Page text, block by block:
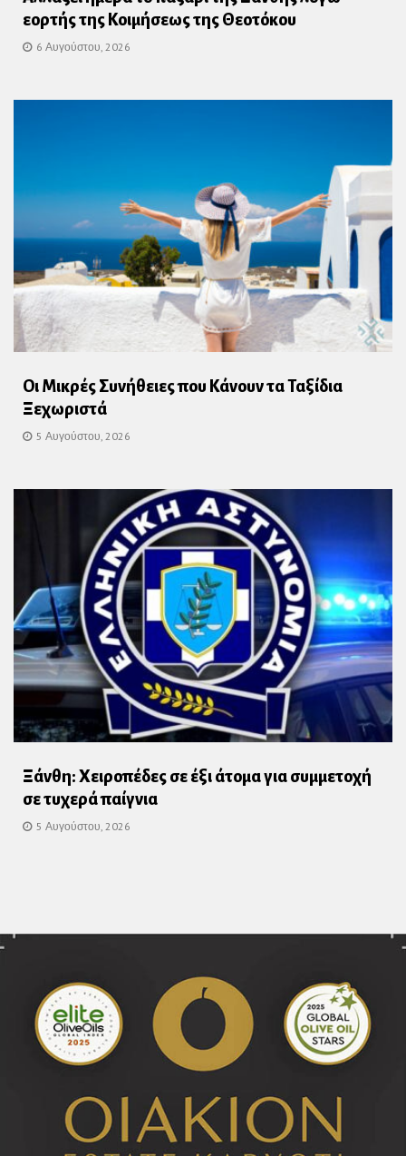
εορτής της Κοιμήσεως της Θεοτόκου
6 Αυγούστου, 2026
Οι Μικρές Συνήθειες που Κάνουν τα Ταξίδια
Ξεχωριστά
5 Αυγούστου, 2026
Ξάνθη: Χειροπέδες σε έξι άτομα για συμμετοχή
σε τυχερά παίγνια
5 Αυγούστου, 2026